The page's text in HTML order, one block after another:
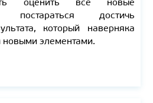
оценить все новые
достичь
который наверняка
новыми элементами.